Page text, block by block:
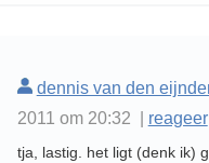
dennis van den
2011 om 20:32 | reageer
tja, lastig. het ligt (denk ik)